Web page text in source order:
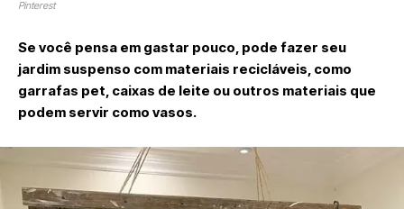
Pinterest
Se você pensa em gastar pouco, pode fazer seu
jardim suspenso com materiais recicláveis, como
garrafas pet, caixas de leite ou outros materiais que
podem servir como vasos.